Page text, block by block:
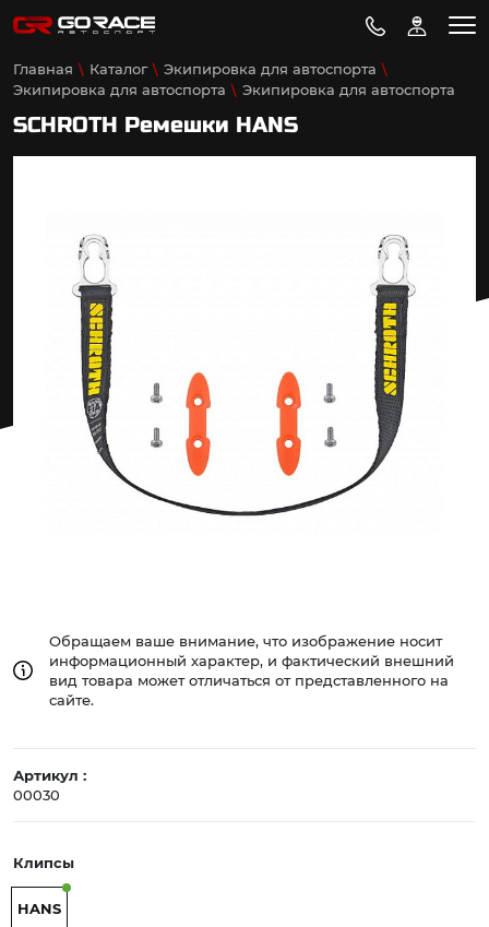
Главная Каталог
Экипировка для автоспорта
Экипировка для автоспорта
Экипировка для автоспорта
SCHROTH Ремешки HANS
Обращаем ваше внимание, что изображение носит
информационный характер, и фактический внешний
вид товара может отличаться от представленного на
сайте.
Артикул :
00030
Клипсы
HANS